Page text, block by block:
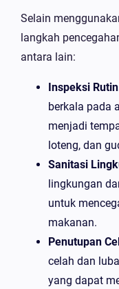
Selain
langkah
antara lain:
Inspeksi
berkala pada
menjadi
loteng, dan
Sanitasi
lingkungan
untuk
makanan.
Penutupan
celah dan
yang dapat